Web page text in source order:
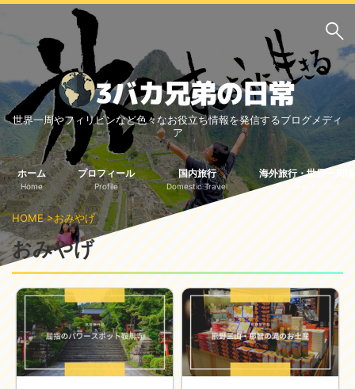
サイト内検索
3バカ兄弟のブログ
三男：増田っちのブロ
グ
次男：タクジのブログ
長男：Yoshiのブログ
ビジネス・ライフハック
車関係
生活の知恵
国内旅行
中部
中国・四国
北海道・東北
関東
近畿
九州
世界一周やフィリピンなど色々なお役立ち情報を発信するブログメディ
ア
ホーム
Home
プロフィール
Profile
国内旅行
Domestic Travel
海外旅行・世界一周
HOME>おみやげ
おみやげ